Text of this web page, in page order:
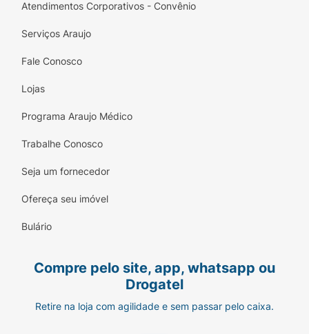
Acionamento:Automático (abertura)
Material do Tecido:
Cabo:Polímero de alta resistência com design
curvo
Estrutura:
Metal reforçado com pintura
Atendimentos Corporativos - Convênio
Serviços Araujo
Fale Conosco
Lojas
Programa Araujo Médico
Trabalhe Conosco
Seja um fornecedor
Ofereça seu imóvel
Bulário
Compre pelo site, app, whatsapp ou
Drogatel
Retire na loja com agilidade e sem passar pelo caixa.